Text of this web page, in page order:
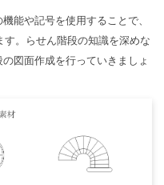
能や記号を使用することで、
。らせん階段の知識を深めな
図面作成を行っていきましょ